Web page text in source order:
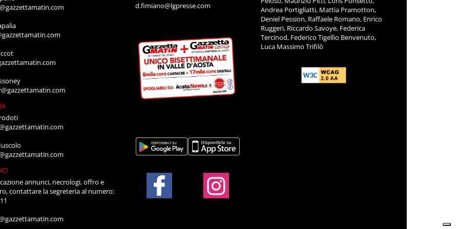
annunci, necrologi, offro e
contattare la segreteria al numero:
d.fimiano@lgpresse.com
Andrea Portigliatti, Mattia Pramotton,
Deniel Pession, Raffaele Romano, Enrico
Ruggeri, Riccardo Savoye, Federica
Tercinod, Federico Tigellio Benvenuto,
Luca Massimo Trifilò